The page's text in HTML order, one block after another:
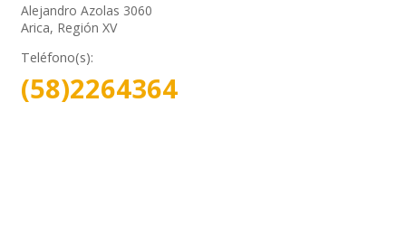
Alejandro Azolas 3060
Arica, Región XV
Teléfono(s):
(58)2264364